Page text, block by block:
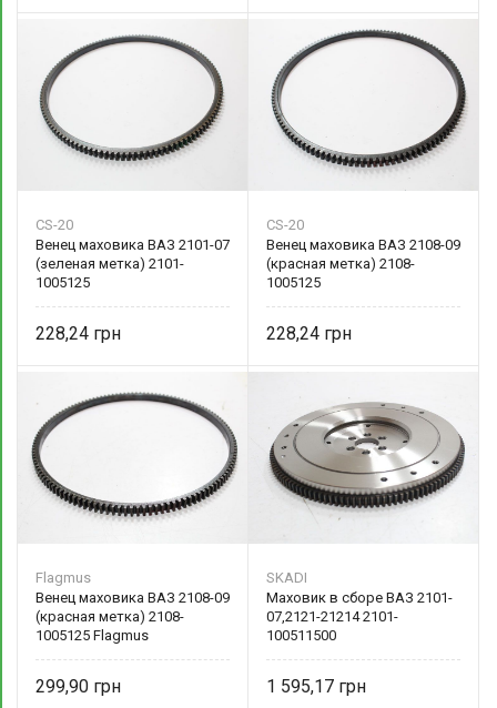
CS-20
Венец маховика ВАЗ 2101-07
(зеленая метка) 2101-
1005125
228,24
CS-20
Венец маховика ВАЗ 2108-09
(красная метка) 2108-
1005125
228,24
Flagmus
Венец маховика ВАЗ 2108-09
(красная метка) 2108-
1005125 Flagmus
299,90
SKADI
Маховик в сборе ВАЗ 2101-
07,2121-21214 2101-
100511500
1 595,17